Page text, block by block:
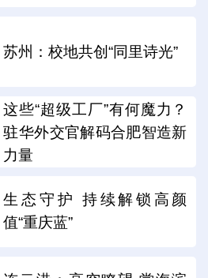
苏州：校地共创“同里诗光”
这些“超级工厂”有何魔力？
驻华外交官解码合肥智造新
力量
生态守护 持续解锁高颜
值“重庆蓝”